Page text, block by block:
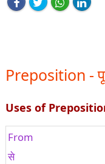
Preposition -
Uses of
From
से